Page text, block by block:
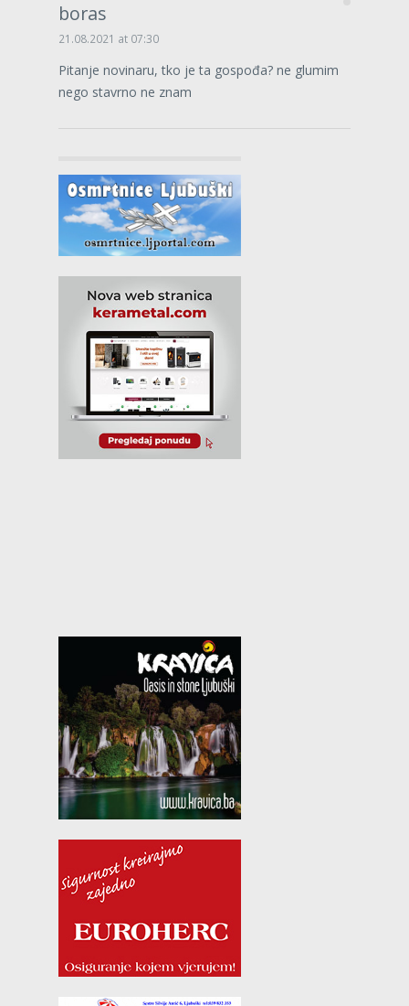
boras
21.08.2021 at 07:30
Pitanje novinaru, tko je ta gospođa? ne glumim
nego stavrno ne znam